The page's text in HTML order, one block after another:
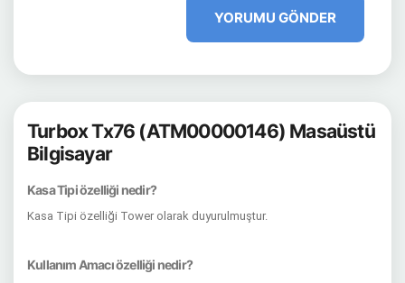
YORUMU GÖNDER
Turbox Tx76 (ATM00000146) Masaüstü
Bilgisayar
Kasa Tipi özelliği nedir?
Kasa Tipi özelliği Tower olarak duyurulmuştur.
Kullanım Amacı özelliği nedir?